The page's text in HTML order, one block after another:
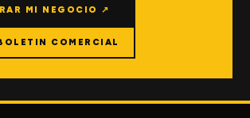
MI NEGOCIO ↗
COMERCIAL